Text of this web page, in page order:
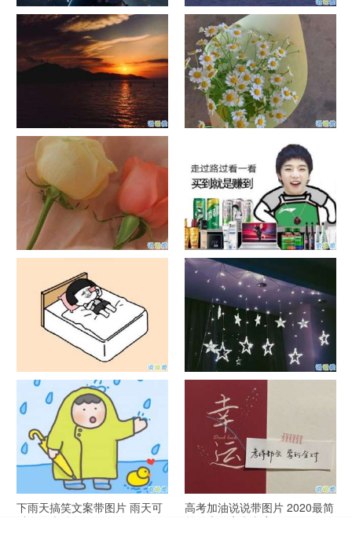
单目摄像头与双目摄像头
晚安励志语录带图片 晚安心语
励志鸡汤
日出文案温柔句子 看日出的微
信说说配图
晒风景照的唯美说说配图 适合
发风景的朋友圈文案
官宣恋爱的说说配图 官宣句子
抖音摆地摊文案 摆地摊的搞笑
说说带图片
谐音梗土味情话大全带图片 油
腻搞笑的土味情话
很酷的霸气句子带图片 最新霸
气说说高冷范
下雨天搞笑文案带图片 雨天可
以发的幽默句子
高考加油说说带图片 2020最简
单励志的高考文案